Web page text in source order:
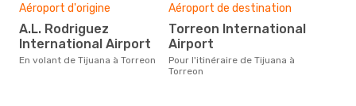
Aéroport d'origine
A.L. Rodriguez
International Airport
En volant de Tijuana à Torreon
Aéroport de destination
Torreon International
Airport
Pour l'itinéraire de Tijuana à
Torreon